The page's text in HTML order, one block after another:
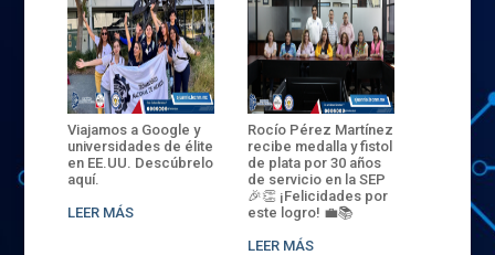
Viajamos a Google y
universidades de élite
en EE.UU. Descúbrelo
aquí.
LEER MÁS
Rocío Pérez Martínez
recibe medalla y fistol
de plata por 30 años
de servicio en la SEP
🎉👏 ¡Felicidades por
este logro! 💼📚
LEER MÁS
ENECB-
del
batalla.
32
sede